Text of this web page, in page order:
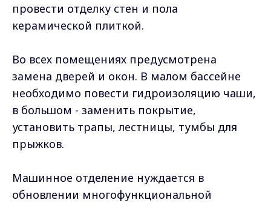
провести отделку стен и пола
керамической плиткой.
Во всех помещениях предусмотрена
замена дверей и окон. В малом бассейне
необходимо повести гидроизоляцию чаши,
в большом - заменить покрытие,
установить трапы, лестницы, тумбы для
прыжков.
Машинное отделение нуждается в
обновлении многофункциональной